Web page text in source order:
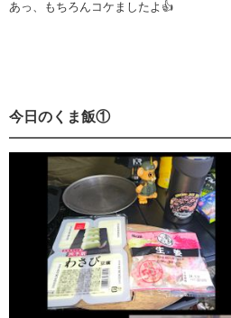
あっ、もちろんコケましたよ👍
今日のくま飯①